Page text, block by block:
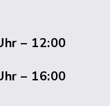
– 12:00
– 16:00